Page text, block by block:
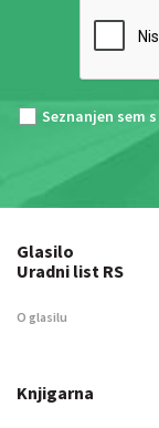
Seznanjen sem s
Glasilo
Uradni list RS
O glasilu
Knjigarna